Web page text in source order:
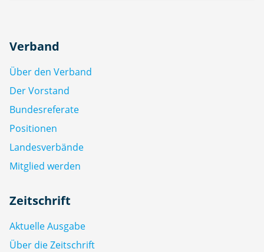
Verband
Über den Verband
Der Vorstand
Bundesreferate
Positionen
Landesverbände
Mitglied werden
Zeitschrift
Aktuelle Ausgabe
Über die Zeitschrift